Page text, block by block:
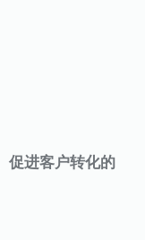
促进客户转化的